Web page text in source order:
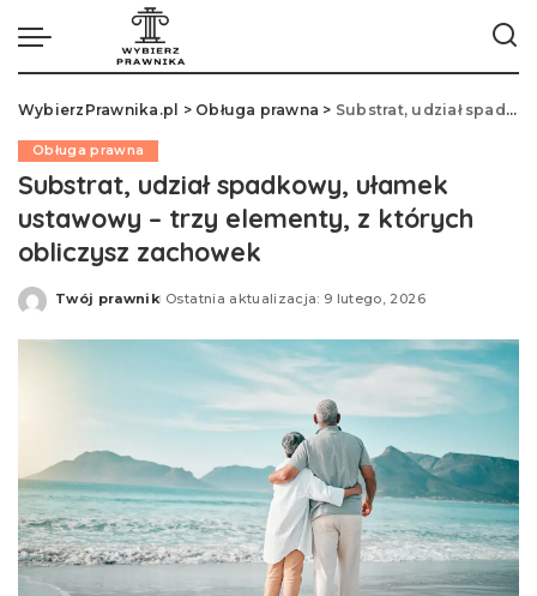
WybierzPrawnika.pl > Obługa prawna > Substrat, udział spadkowy, ułamek ustawowy – trzy elementy, z których obliczysz zachowek
Obługa prawna
Substrat, udział spadkowy, ułamek
ustawowy – trzy elementy, z których
obliczysz zachowek
Opublikowane
Twój prawnik Ostatnia aktualizacja: 9 lutego, 2026